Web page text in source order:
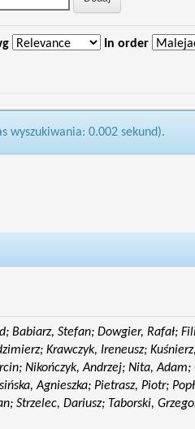
In order
wyszukiwania: 0.002 sekund).
Babiarz, Stefan; Dowgier, Rafał;
Krawczyk, Ireneusz;
Nikończyk, Andrzej; Nita, Adam;
Agnieszka; Pietrasz, Piotr;
Strzelec, Dariusz; Taborski,